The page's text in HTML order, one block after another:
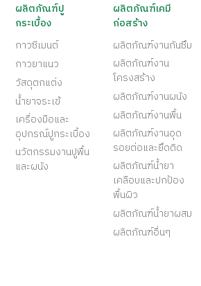
ผลิตภัณฑ์ปู
กระเบื้อง
กาวซีเมนต์
กาวยาแนว
วัสดุตกแต่ง
น้ำยาจระเข้
เครื่องมือและ
อุปกรณ์ปูกระเบื้อง
นวัตกรรมงานปูพื้น
และผนัง
ผลิตภัณฑ์เคมี
ก่อสร้าง
ผลิตภัณฑ์งานกันซึม
ผลิตภัณฑ์งาน
โครงสร้าง
ผลิตภัณฑ์งานผนัง
ผลิตภัณฑ์งานพื้น
ผลิตภัณฑ์งานอุด
รอยต่อและยึดติด
ผลิตภัณฑ์น้ำยา
เคลือบและปกป้อง
พื้นผิว
ผลิตภัณฑ์น้ำยาผสม
ผลิตภัณฑ์อื่นๆ